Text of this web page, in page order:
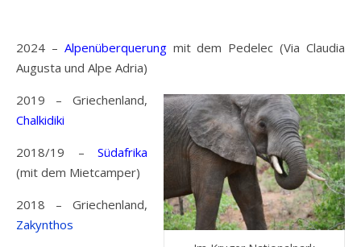
2024 – Alpenüberquerungmit dem Pedelec (Via Claudia
Augusta und Alpe Adria)
2019 – Griechenland,
Chalkidiki
2018/19 – Südafrika
(mit dem Mietcamper)
2018 – Griechenland,
Zakynthos